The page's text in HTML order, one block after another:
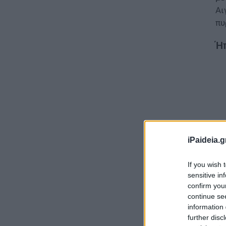
If you wish
sensitive
confirm
continue
information
further